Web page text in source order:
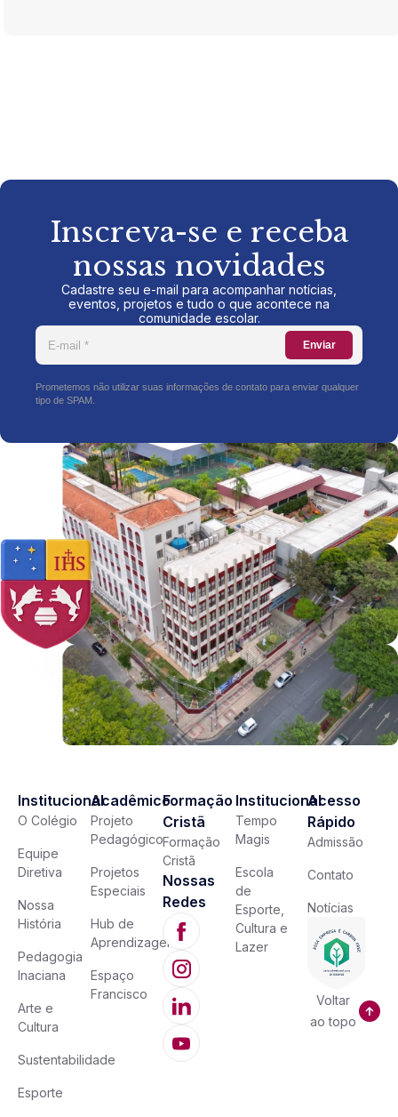
Inscreva-se e receba
nossas novidades
Cadastre seu e-mail para acompanhar notícias,
eventos, projetos e tudo o que acontece na
comunidade escolar.
Enviar
Prometemos não utilizar suas informações de contato para enviar qualquer
tipo de SPAM.
Institucional
O Colégio
Equipe
Diretiva
Nossa
História
Pedagogia
Inaciana
Arte e
Cultura
Sustentabilidade
Esporte
Acadêmico
Projeto
Pedagógico
Projetos
Especiais
Hub de
Aprendizagem
Espaço
Francisco
Formação
Cristã
Formação
Cristã
Nossas
Redes
Institucional
Tempo
Magis
Escola
de
Esporte,
Cultura e
Lazer
Acesso
Rápido
Admissão
Contato
Notícias
Voltar
ao topo